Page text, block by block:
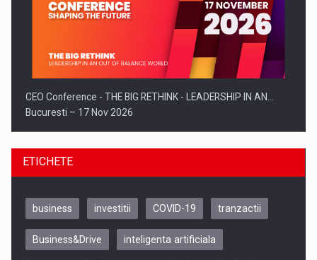
CEO Conference - THE BIG RETHINK - LEADERSHIP IN AN…
Bucuresti – 17 Nov 2026
ETICHETE
business investitii COVID-19 tranzactii
Business&Drive inteligenta artificiala